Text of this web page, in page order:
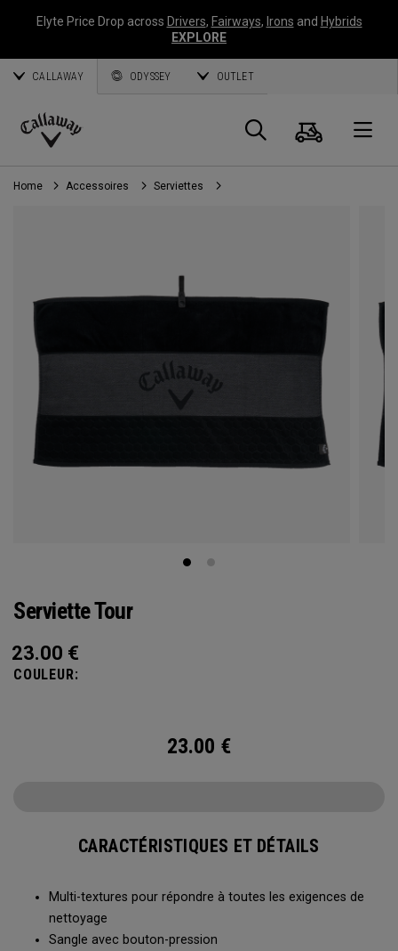
Elyte Price Drop across Drivers, Fairways, Irons and Hybrids
EXPLORE
CALLAWAY ODYSSEY OUTLET
Callaway
Golf
Panier
Home Accessoires Serviettes
Serviette Tour
23.00 €
COULEUR:
23.00 €
CARACTÉRISTIQUES ET DÉTAILS
Multi-textures pour répondre à toutes les exigences de
nettoyage
Sangle avec bouton-pression